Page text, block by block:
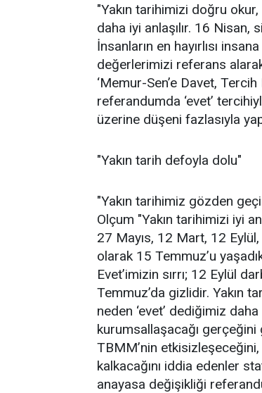
"Yakın tarihimizi doğru
daha iyi anlaşılır. 16 Nisan,
İnsanların en hayırlısı
değerlerimizi referans
‘Memur-Sen’e Davet,
referandumda ‘evet’
üzerine düşeni fazlasıyla
"Yakın tarih defoyla dolu"
"Yakın tarihimiz gözden
Olçum "Yakın tarihimizi iyi
27 Mayıs, 12 Mart, 12
olarak 15 Temmuz’u
Evet’imizin sırrı; 12 Eylül
Temmuz’da gizlidir. Yakın
neden ‘evet’ dediğimiz
kurumsallaşacağı
TBMM’nin etkisizleşeceğini,
kalkacağını iddia edenler
anayasa değişikliği